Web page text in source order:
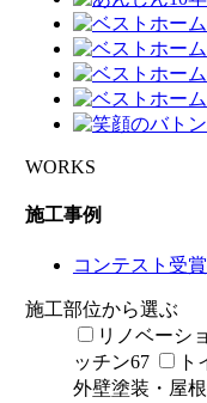
WORKS
施工事例
コンテスト受
施工部位から選ぶ
リノベーシ
ッチン67 ト
外壁塗装・屋根